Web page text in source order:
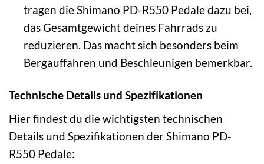
tragen die Shimano PD-R550 Pedale dazu bei,
das Gesamtgewicht deines Fahrrads zu
reduzieren. Das macht sich besonders beim
Bergauffahren und Beschleunigen bemerkbar.
Technische Details und Spezifikationen
Hier findest du die wichtigsten technischen
Details und Spezifikationen der Shimano PD-
R550 Pedale: